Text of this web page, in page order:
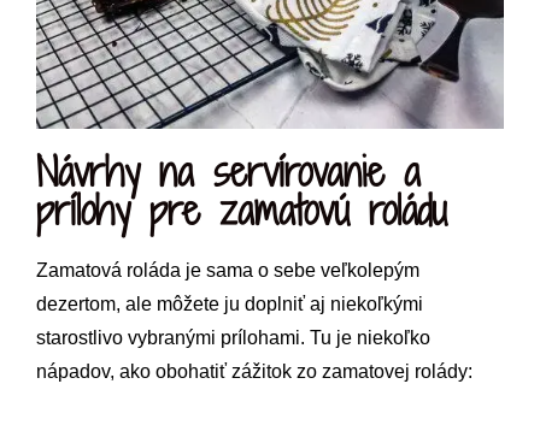
Návrhy na servírovanie a
prílohy pre zamatovú roládu
Zamatová roláda je sama o sebe veľkolepým
dezertom, ale môžete ju doplniť aj niekoľkými
starostlivo vybranými prílohami. Tu je niekoľko
nápadov, ako obohatiť zážitok zo zamatovej rolády: